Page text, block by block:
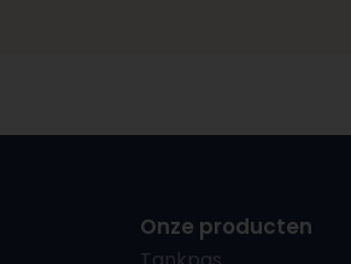
Onze producten